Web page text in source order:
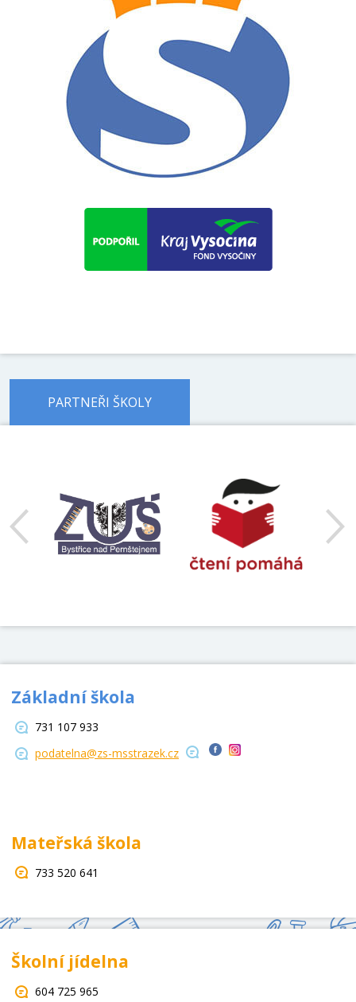
PARTNEŘI ŠKOLY
Základní škola
731 107 933
podatelna@zs-msstrazek.cz
Mateřská škola
733 520 641
Školní jídelna
604 725 965